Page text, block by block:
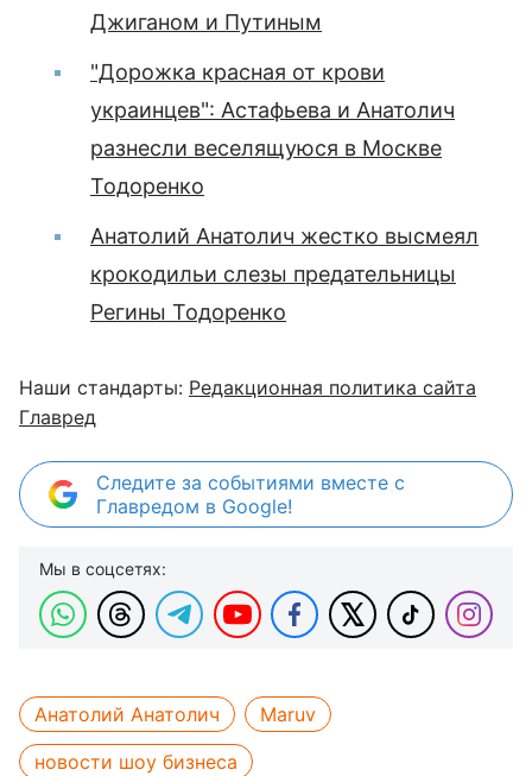
Джиганом и Путиным
"Дорожка красная от крови
украинцев": Астафьева и Анатолич
разнесли веселящуюся в Москве
Тодоренко
Анатолий Анатолич жестко высмеял
крокодильи слезы предательницы
Регины Тодоренко
Наши стандарты: Редакционная политика сайта
Главред
Следите за событиями вместе с
Главредом в Google!
Мы в соцсетях:
Анатолий Анатолич
Maruv
новости шоу бизнеса